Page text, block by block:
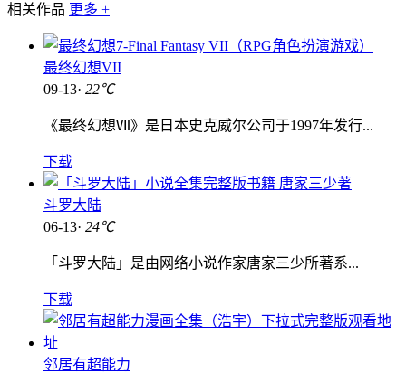
相关作品 更多 +
最终幻想VII
09-13· 22℃
《最终幻想Ⅶ》是日本史克威尔公司于1997年发行...
下载
斗罗大陆
06-13· 24℃
「斗罗大陆」是由网络小说作家唐家三少所著系...
下载
邻居有超能力